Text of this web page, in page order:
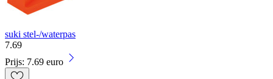
suki stel-/waterpas
7.69
Prijs: 7.69 euro